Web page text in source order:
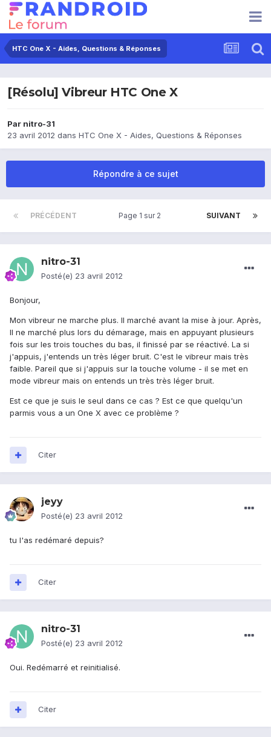
HTC One X - Aides, Questions & Réponses
[Résolu] Vibreur HTC One X
Par nitro-31
23 avril 2012 dans HTC One X - Aides, Questions & Réponses
Répondre à ce sujet
PRÉCÉDENT SUIVANT
Page 1 sur 2
nitro-31
Posté(e) 23 avril 2012
Bonjour,
Mon vibreur ne marche plus. Il marché avant la mise à jour. Après,
Il ne marché plus lors du démarage, mais en appuyant plusieurs
fois sur les trois touches du bas, il finissé par se réactivé. La si
j'appuis, j'entends un très léger bruit. C'est le vibreur mais très
faible. Pareil que si j'appuis sur la touche volume - il se met en
mode vibreur mais on entends un très très léger bruit.
Est ce que je suis le seul dans ce cas ? Est ce que quelqu'un
parmis vous a un One X avec ce problème ?
Citer
jeyy
Posté(e) 23 avril 2012
tu l'as redémaré depuis?
Citer
nitro-31
Posté(e) 23 avril 2012
Oui. Redémarré et reinitialisé.
Citer